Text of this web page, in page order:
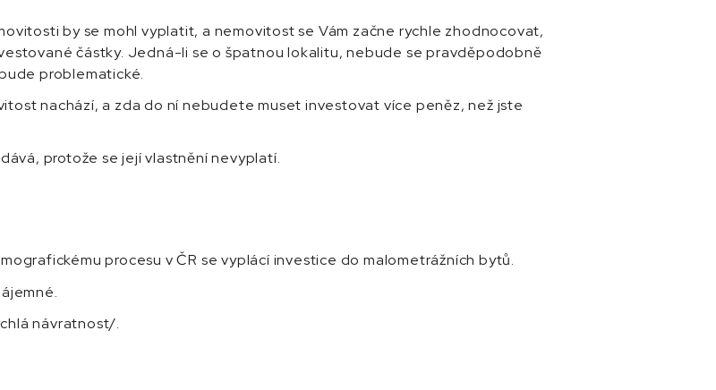
by se mohl vyplatit, a nemovitost se Vám začne rychle zhodnocovat,
částky. Jedná-li se o špatnou lokalitu, nebude se pravděpodobně
problematické.
nachází, a zda do ní nebudete muset investovat více peněz, než jste
protože se její vlastnění nevyplatí.
procesu v ČR se vyplácí investice do malometrážních bytů.
návratnost/.